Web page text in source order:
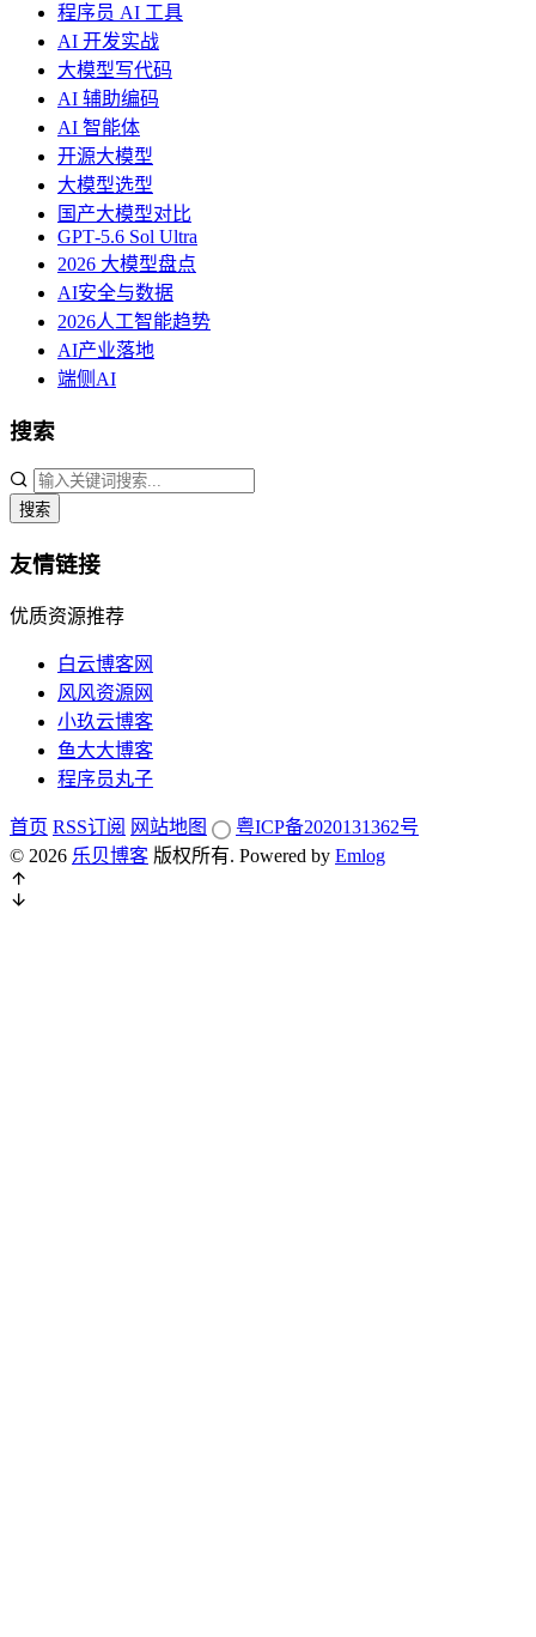
程序员 AI 工具
AI 开发实战
大模型写代码
AI 辅助编码
AI 智能体
开源大模型
大模型选型
国产大模型对比
GPT‑5.6 Sol Ultra
2026 大模型盘点
AI安全与数据
2026人工智能趋势
AI产业落地
端侧AI
搜索
搜索
友情链接
优质资源推荐
白云博客网
风风资源网
小玖云博客
鱼大大博客
程序员丸子
首页 RSS订阅 网站地图
粤ICP备2020131362号
© 2026 乐贝博客 版权所有. Powered by Emlog